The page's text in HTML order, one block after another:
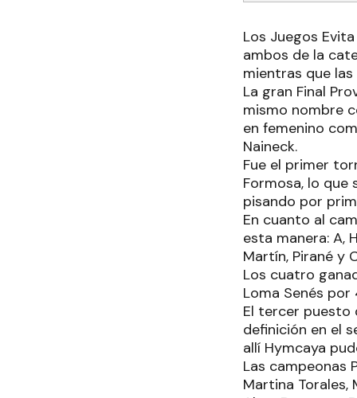
Los Juegos
ambos de la
mientras que
La gran Final
mismo nombre
en femenino
Naineck.
Fue el primer
Formosa, lo
pisando por
En cuanto al
esta manera: A,
Martín, Pirané y
Los cuatro
Loma Senés
El tercer puesto
definición en el
allí Hymcaya
Las campeonas
Martina Torales,